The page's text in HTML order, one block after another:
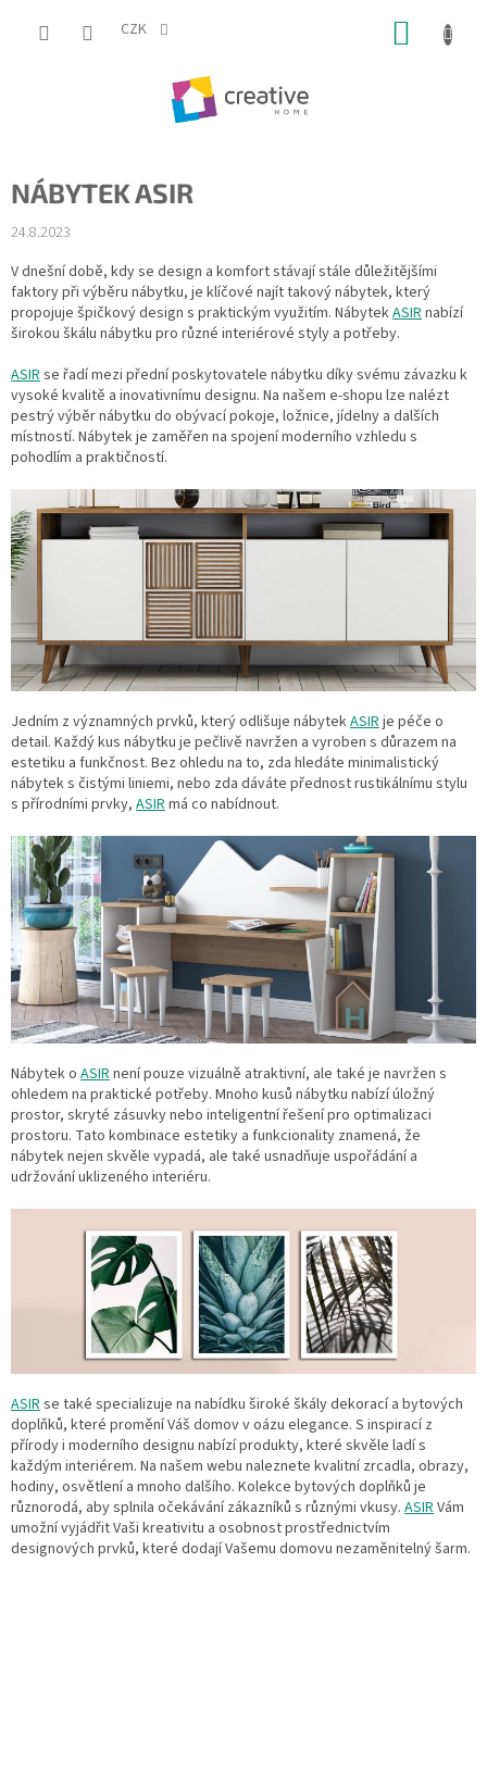
CZK
NÁBYTEK ASIR
24.8.2023
V dnešní době, kdy se design a komfort stávají stále důležitějšími
faktory při výběru nábytku, je klíčové najít takový nábytek, který
propojuje špičkový design s praktickým využitím. NábytekASIRnabízí
širokou škálu nábytku pro různé interiérové styly a potřeby.
ASIRse řadí mezi přední poskytovatele nábytku díky svému závazku k
vysoké kvalitě a inovativnímu designu. Na našem e-shopu lze nalézt
pestrý výběr nábytku do obývací pokoje, ložnice, jídelny a dalších
místností. Nábytek je zaměřen na spojení moderního vzhledu s
pohodlím a praktičností.
Jedním z významných prvků, který odlišuje nábytekASIRje péče o
detail. Každý kus nábytku je pečlivě navržen a vyroben s důrazem na
estetiku a funkčnost. Bez ohledu na to, zda hledáte minimalistický
nábytek s čistými liniemi, nebo zda dáváte přednost rustikálnímu stylu
s přírodními prvky, ASIRmá co nabídnout.
Nábytek o ASIRnení pouze vizuálně atraktivní, ale také je navržen s
ohledem na praktické potřeby. Mnoho kusů nábytku nabízí úložný
prostor, skryté zásuvky nebo inteligentní řešení pro optimalizaci
prostoru. Tato kombinace estetiky a funkcionality znamená, že
nábytek nejen skvěle vypadá, ale také usnadňuje uspořádání a
udržování uklizeného interiéru.
ASIRse také specializuje na nabídku široké škály dekorací a bytových
doplňků, které promění Váš domov v oázu elegance. S inspirací z
přírody i moderního designu nabízí produkty, které skvěle ladí s
každým interiérem. Na našem webu naleznete kvalitní zrcadla, obrazy,
hodiny, osvětlení a mnoho dalšího. Kolekce bytových doplňků je
různorodá, aby splnila očekávání zákazníků s různými vkusy. ASIRVám
umožní vyjádřit Vaši kreativitu a osobnost prostřednictvím
designových prvků, které dodají Vašemu domovu nezaměnitelný šarm.